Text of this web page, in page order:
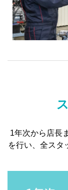
1年次から店長
を行い、全スタ